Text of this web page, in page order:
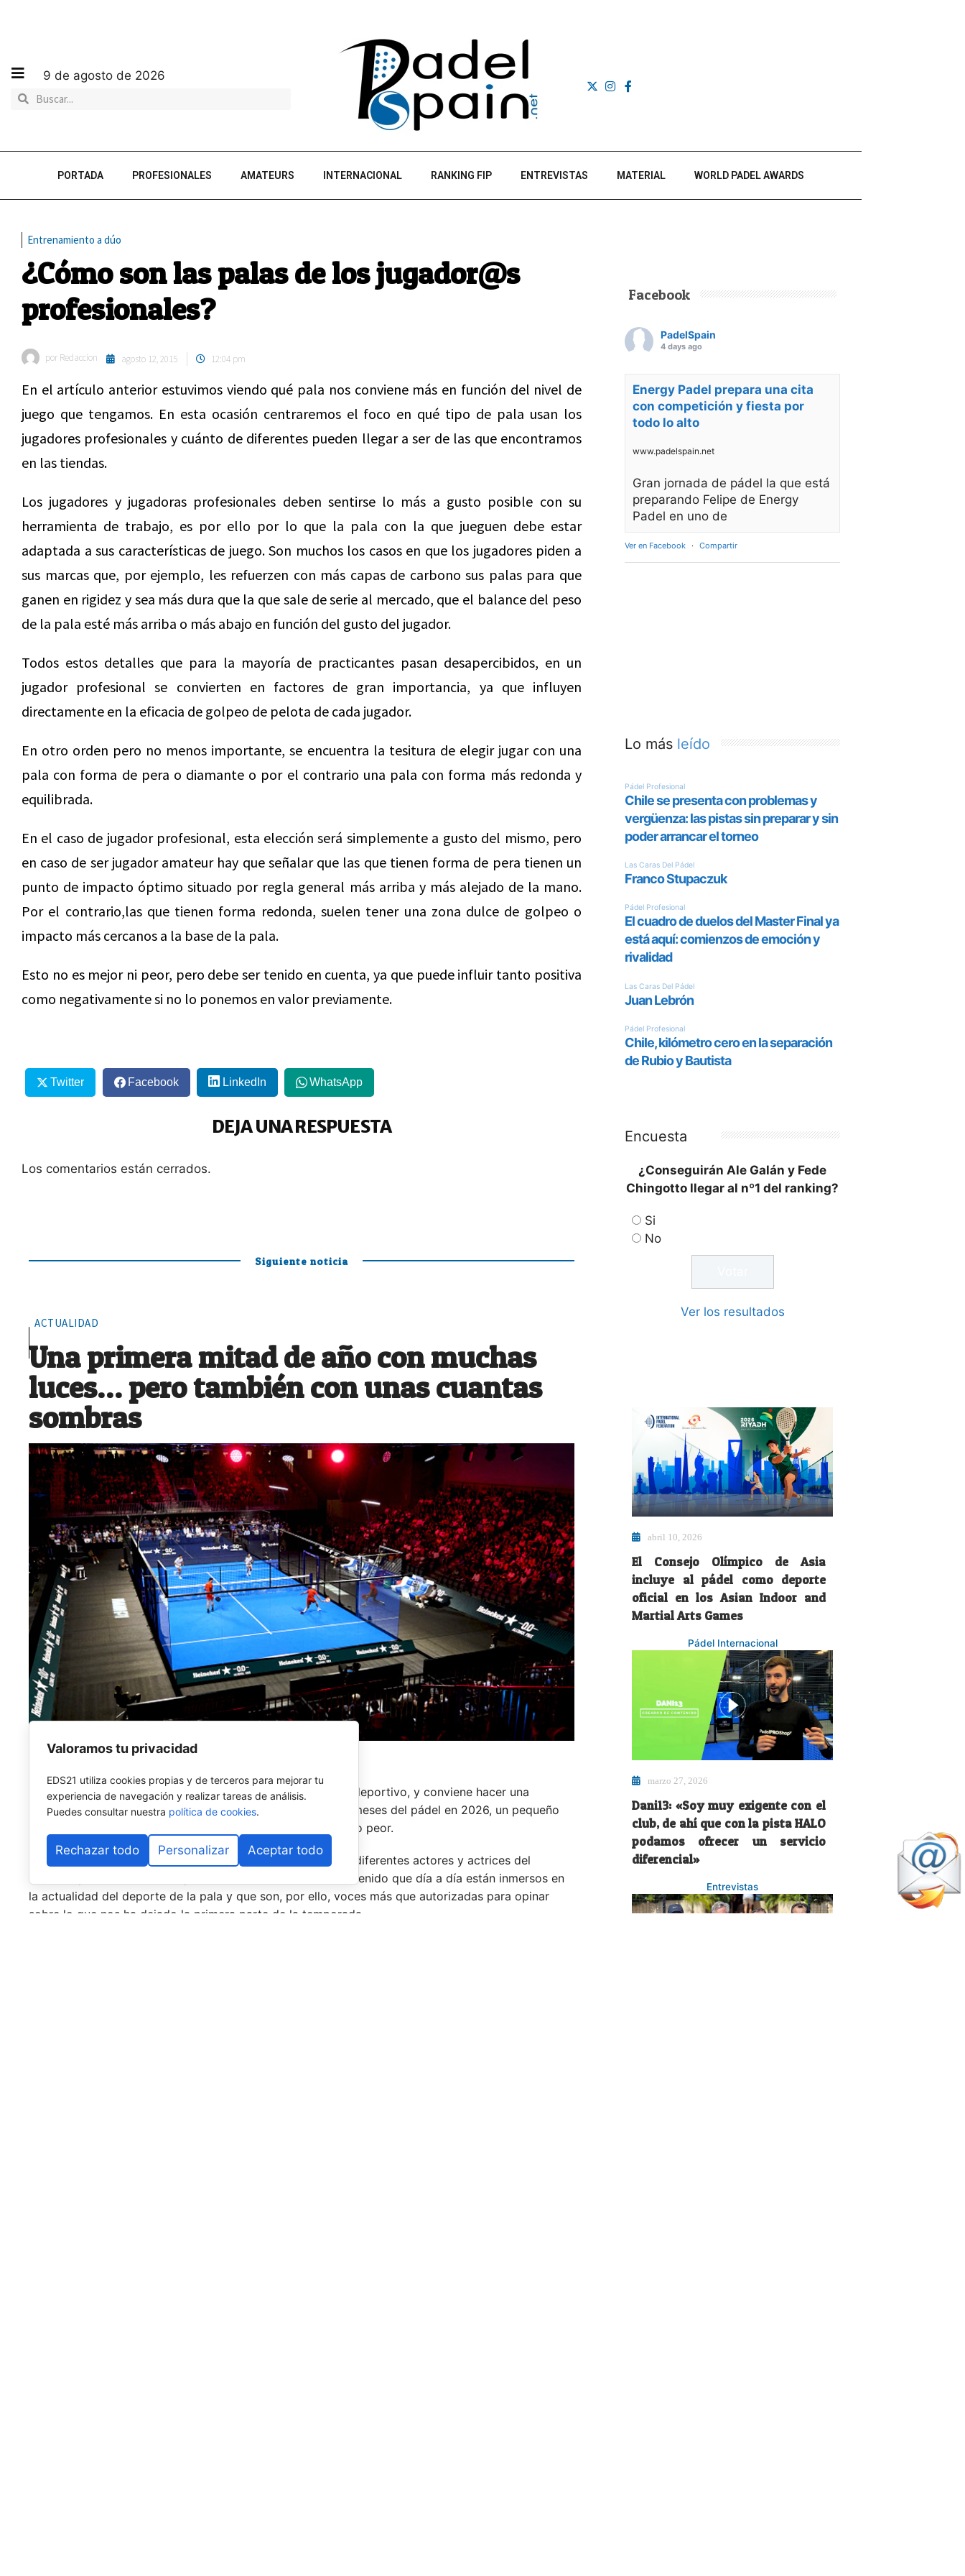
9 de agosto de 2026
PORTADA PROFESIONALES AMATEURS INTERNACIONAL RANKING FIP ENTREVISTAS MATERIAL WORLD PADEL AWARDS
Entrenamiento a dúo
¿Cómo son las palas de los jugador@s
profesionales?
por Redaccion agosto 12, 2015 12:04 pm
En el artículo anterior estuvimos viendo qué pala nos conviene más en función del nivel de
juego que tengamos. En esta ocasión centraremos el foco en qué tipo de pala usan los
jugadores profesionales y cuánto de diferentes pueden llegar a ser de las que encontramos
en las tiendas.
Los jugadores y jugadoras profesionales deben sentirse lo más a gusto posible con su
herramienta de trabajo, es por ello por lo que la pala con la que jueguen debe estar
adaptada a sus características de juego. Son muchos los casos en que los jugadores piden a
sus marcas que, por ejemplo, les refuerzen con más capas de carbono sus palas para que
ganen en rigidez y sea más dura que la que sale de serie al mercado, que el balance del peso
de la pala esté más arriba o más abajo en función del gusto del jugador.
Todos estos detalles que para la mayoría de practicantes pasan desapercibidos, en un
jugador profesional se convierten en factores de gran importancia, ya que influyen
directamente en la eficacia de golpeo de pelota de cada jugador.
En otro orden pero no menos importante, se encuentra la tesitura de elegir jugar con una
pala con forma de pera o diamante o por el contrario una pala con forma más redonda y
equilibrada.
En el caso de jugador profesional, esta elección será simplemente a gusto del mismo, pero
en caso de ser jugador amateur hay que señalar que las que tienen forma de pera tienen un
punto de impacto óptimo situado por regla general más arriba y más alejado de la mano.
Por el contrario,las que tienen forma redonda, suelen tener una zona dulce de golpeo o
impacto más cercanos a la base de la pala.
Esto no es mejor ni peor, pero debe ser tenido en cuenta, ya que puede influir tanto positiva
como negativamente si no lo ponemos en valor previamente.
Twitter Facebook LinkedIn WhatsApp
DEJA UNA RESPUESTA
Los comentarios están cerrados.
Siguiente noticia
ACTUALIDAD
Una primera mitad de año con muchas
luces… pero también con unas cuantas
sombras
Llegamos al ecuador de la temporada, a la mitad del curso deportivo, y conviene hacer una
pequeña retrospectiva de lo que han sido los primeros 6-7 meses del pádel en 2026, un pequeño
recuerdo para no olvidarnos de lo mejor, pero tampoco de lo peor.
A lo largo de estas semanas iremos palpando la opinión de diferentes actores y actrices del
universo pádel, en concreto periodistas o creadores de contenido que día a día están inmersos en
la actualidad del deporte de la pala y que son, por ello, voces más que autorizadas para opinar
sobre lo que nos ha dejado la primera parte de la temporada.
Facebook
PadelSpain
4 days ago
Energy Padel prepara una cita
con competición y fiesta por
todo lo alto
www.padelspain.net
Gran jornada de pádel la que está
preparando Felipe de Energy
Padel en uno de
Ver en Facebook · Compartir
Lo más leído
Encuesta
¿Conseguirán Ale Galán y Fede
Chingotto llegar al nº1 del ranking?
Si
No
Ver los resultados
abril 10, 2026
El Consejo Olímpico de Asia
incluye al pádel como deporte
oficial en los Asian Indoor and
Martial Arts Games
Pádel Internacional
marzo 27, 2026
Dani13: «Soy muy exigente con el
club, de ahí que con la pista HALO
podamos ofrecer un servicio
diferencial»
Entrevistas
Valoramos tu privacidad
EDS21 utiliza cookies propias y de terceros para mejorar tu
experiencia de navegación y realizar tareas de análisis.
Puedes consultar nuestra política de cookies.
Rechazar todo Personalizar Aceptar todo